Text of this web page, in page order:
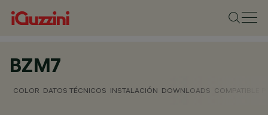
BZM7
COLOR DATOS TÉCNICOS INSTALACIÓN DOWNLOADS COMPATIBLE